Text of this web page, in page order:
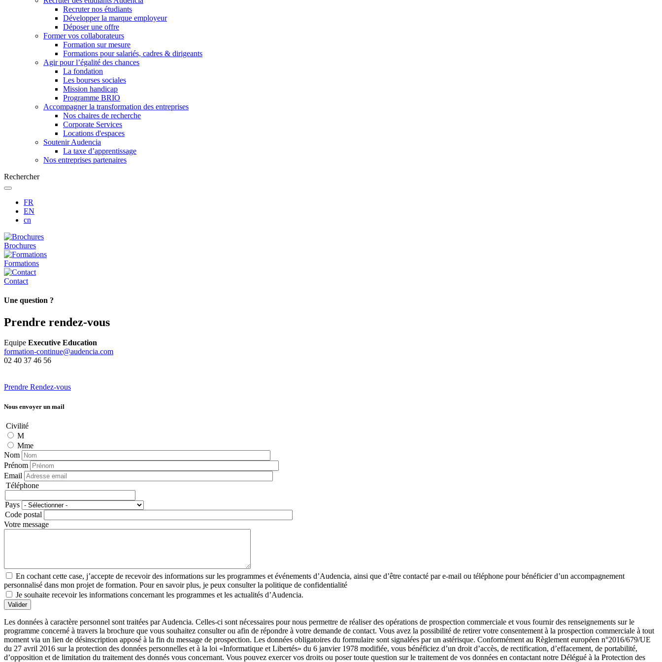
Recruter nos étudiants
Développer la marque employeur
Déposer une offre
Former vos collaborateurs
Formation sur mesure
Formations pour salariés, cadres & dirigeants
Agir pour l’égalité des chances
La fondation
Les bourses sociales
Mission handicap
Programme BRIO
Accompagner la transformation des entreprises
Nos chaires de recherche
Corporate Services
Locations d'espaces
Soutenir Audencia
La taxe d’apprentissage
Nos entreprises partenaires
Rechercher
FR
EN
cn
Brochures
Formations
Contact
Une question ?
Prendre rendez-vous
Equipe Executive Education
formation-continue@audencia.com
02 40 37 46 56
Prendre Rendez-vous
Nous envoyer un mail
Civilité
M
Mme
Nom
Prénom
Email
Téléphone
Adresse
Pays
Code postal
Votre message
En cochant cette case, j’accepte de recevoir des informations sur les programmes et événements d’Audencia, ainsi que d’être contacté par e-mail ou téléphone pour bénéficier d’un accompagnement
personnalisé dans mon projet de formation. Pour en savoir plus, je peux consulter la politique de confidentialité
Je souhaite recevoir les informations concernant les programmes et les actualités d’Audencia.
Valider
Les données à caractère personnel sont traitées par Audencia. Celles-ci sont nécessaires pour nous permettre de réaliser des opérations de prospection commerciale et vous fournir des renseignements sur le
programme concerné à travers la brochure que vous souhaitez consulter ou afin de répondre à votre demande de contact. Vous avez la possibilité de retirer votre consentement à la prospection commerciale à tout
moment via un lien de désinscription apposé à la fin du message de prospection. Les données obligatoires du formulaire sont signalées par un astérisque. Conformément au Règlement européen n°2016/679/UE
du 27 avril 2016 sur la protection des données personnelles et à la loi «Informatique et Libertés» du 6 janvier 1978 modifiée, vous bénéficiez d’un droit d’accès, de rectification, d’effacement, de portabilité,
d’opposition et de limitation du traitement des donnés vous concernant. Vous pouvez exercer vos droits ou poser toute question sur le traitement de vos données en contactant notre Délégué à la Protection des